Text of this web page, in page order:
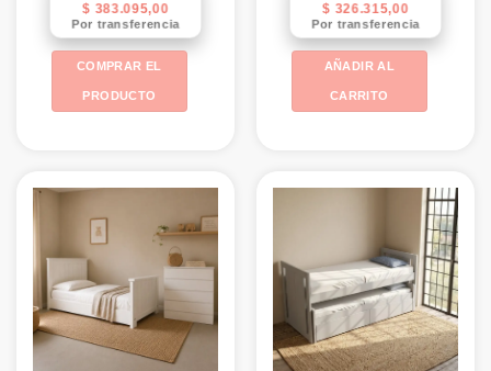
$ 383.095,00
Por transferencia
COMPRAR EL
PRODUCTO
$ 326.315,00
Por transferencia
AÑADIR AL
CARRITO